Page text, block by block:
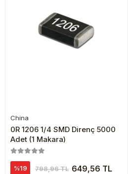
Sepete Ekle
China
0R 1206 1/4 SMD Direnç 5000
Adet (1 Makara)
%19 798,96 TL 649,56 TL